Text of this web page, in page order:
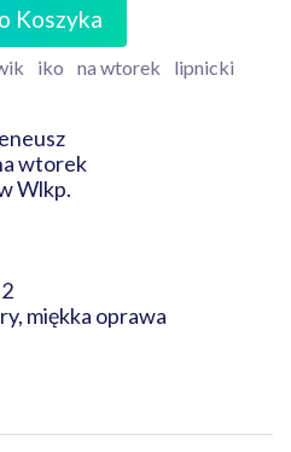
Koszyka
iko na wtorek lipnicki
wtorek
Wlkp.
miękka oprawa